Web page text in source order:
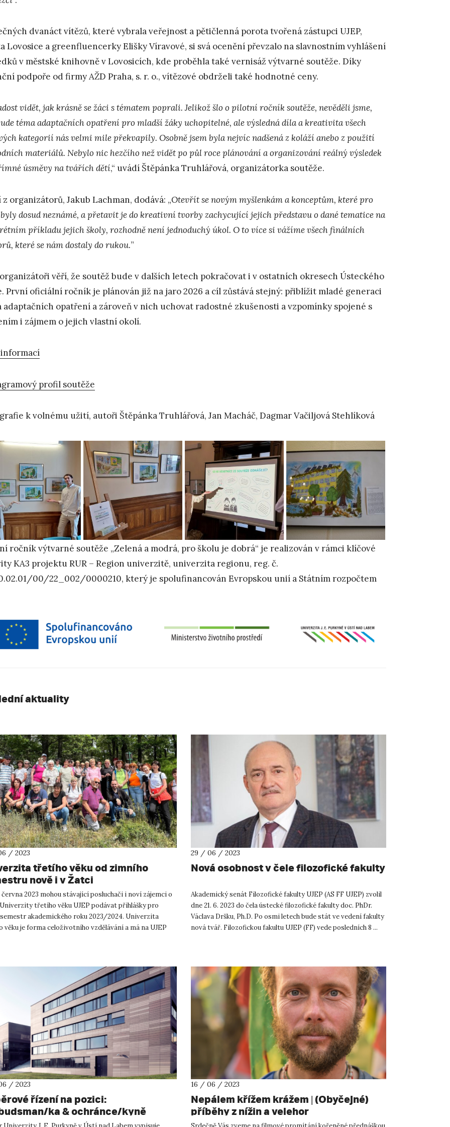
dvanáct vítězů, které vybrala veřejnost a pětičlenná porota tvořená zástupci UJEP,
Lovosice a greenfluencerky Elišky Víravové, si svá ocenění převzalo na slavnostním vyhlášení
v městské knihovně v Lovosicích, kde proběhla také vernisáž výtvarné soutěže. Díky
podpoře od firmy AŽD Praha, s. r. o., vítězové obdrželi také hodnotné ceny.
vidět, jak krásně se žáci s tématem poprali. Jelikož šlo o pilotní ročník soutěže, nevěděli jsme,
téma adaptačních opatření pro mladší žáky uchopitelné, ale výsledná díla a kreativita všech
kategorií nás velmi mile překvapily. Osobně jsem byla nejvíc nadšená z koláží anebo z použití
materiálů. Nebylo nic hezčího než vidět po půl roce plánování a organizování reálný výsledek
úsměvy na tvářích dětí,“ uvádí Štěpánka Truhlářová, organizátorka soutěže.
z organizátorů, Jakub Lachman, dodává: „Otevřít se novým myšlenkám a konceptům, které pro
dosud neznámé, a přetavit je do kreativní tvorby zachycující jejich představu o dané tematice na
příkladu jejich školy, rozhodně není jednoduchý úkol. O to více si vážíme všech finálních
které se nám dostaly do rukou.”
věří, že soutěž bude v dalších letech pokračovat i v ostatních okresech Ústeckého
První oficiální ročník je plánován již na jaro 2026 a cíl zůstává stejný: přiblížit mladé generaci
adaptačních opatření a zároveň v nich uchovat radostné zkušenosti a vzpomínky spojené s
i zájmem o jejich vlastní okolí.
profil soutěže
k volnému užití, autoři Štěpánka Truhlářová, Jan Macháč, Dagmar Vačiljová Stehlíková
ročník výtvarné soutěže „Zelená a modrá, pro školu je dobrá“ je realizován v rámci klíčové
KA3 projektu RUR – Region univerzitě, univerzita regionu, reg. č.
00/22_002/0000210, který je spolufinancován Evropskou unií a Státním rozpočtem
aktuality
/ 2023
třetího věku od zimního
nově i v Žatci
června 2023 mohou stávající posluchači i noví zájemci o
třetího věku UJEP podávat přihlášky pro
akademického roku 2023/2024. Univerzita
věku je forma celoživotního vzdělávání a má na UJEP
29 / 06 / 2023
Nová osobnost v čele filozofické fakulty
Akademický senát Filozofické fakulty UJEP (AS FF UJEP) zvolil
dne 21. 6. 2023 do čela ústecké filozofické fakulty doc. PhDr.
Václava Dršku, Ph.D. Po osmi letech bude stát ve vedení fakulty
nová tvář. Filozofickou fakultu UJEP (FF) vede posledních 8 ...
/ 2023
řízení na pozici:
ka & ochránce/kyně
lek
16 / 06 / 2023
Nepálem křížem krážem | (Obyčejné)
příběhy z nížin a velehor